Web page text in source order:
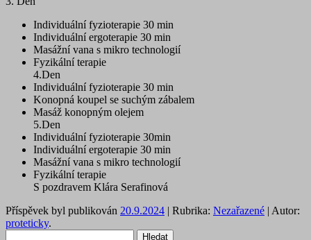
Individuální fyzioterapie 30 min
Individuální ergoterapie 30 min
Masážní vana s mikro technologií
Fyzikální terapie
4.Den
Individuální fyzioterapie 30 min
Konopná koupel se suchým zábalem
Masáž konopným olejem
5.Den
Individuální fyzioterapie 30min
Individuální ergoterapie 30 min
Masážní vana s mikro technologií
Fyzikální terapie
S pozdravem Klára Serafinová
Příspěvek byl publikován 20.9.2024 | Rubrika: Nezařazené | Autor:
proteticky.